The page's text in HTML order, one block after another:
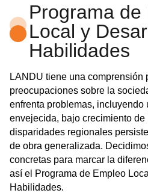
Programa de
Local y
Habilidades
LANDU tiene una comprensión
preocupaciones sobre la
enfrenta problemas, incluyendo
envejecida, bajo crecimiento
disparidades regionales
de obra generalizada.
concretas para marcar la
así el Programa de Empleo
Habilidades.